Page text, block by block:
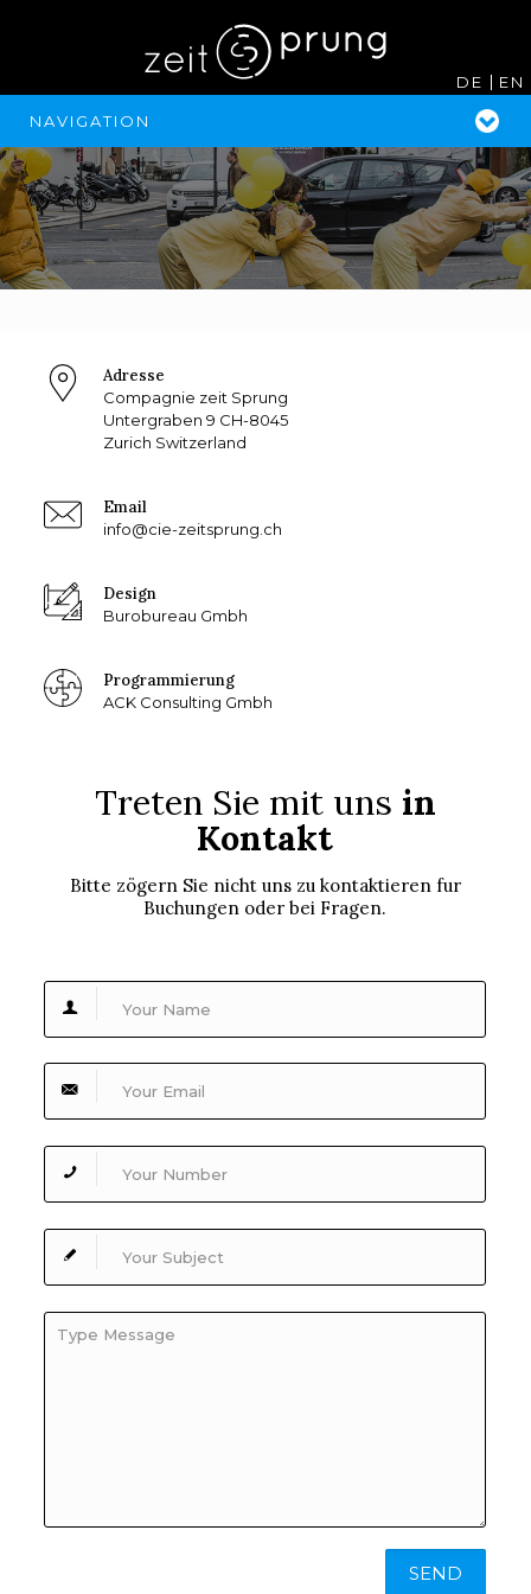
NAVIGATION
DE EN
Adresse
Compagnie zeit Sprung
Untergraben 9 CH-8045
Zurich Switzerland
Email
info@cie-zeitsprung.ch
Design
Burobureau Gmbh
Programmierung
ACK Consulting Gmbh
Treten Sie mit uns in
Kontakt
Bitte zögern Sie nicht uns zu kontaktieren fur
Buchungen oder bei Fragen.